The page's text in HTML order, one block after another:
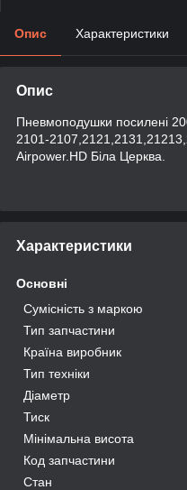
Опис Характеристики
Опис
Пневмоподушки посилені
2101-
Airpower.HD Біла Церква.
Характеристики
Основні
Сумісність з маркою
Тип запчастини
Країна виробник
Тип техніки
Діаметр
Тиск
Мінімальна висота
Код запчастини
Стан